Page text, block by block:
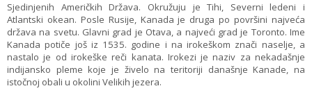
Sjedinjenih Američkih Država. Okružuju je Tihi, Severni ledeni i
Atlantski okean. Posle Rusije, Kanada je druga po površini najveća
država na svetu. Glavni grad je Otava, a najveći grad je Toronto. Ime
Kanada potiče još iz 1535. godine i na irokeškom znači naselje, a
nastalo je od irokeške reči kanata. Irokezi je naziv za nekadašnje
indijansko pleme koje je živelo na teritoriji današnje Kanade, na
istočnoj obali u okolini Velikih jezera.